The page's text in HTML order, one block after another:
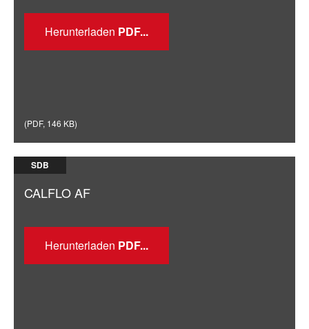
Herunterladen
(PDF, 146 KB)
SDB
CALFLO AF
Herunterladen